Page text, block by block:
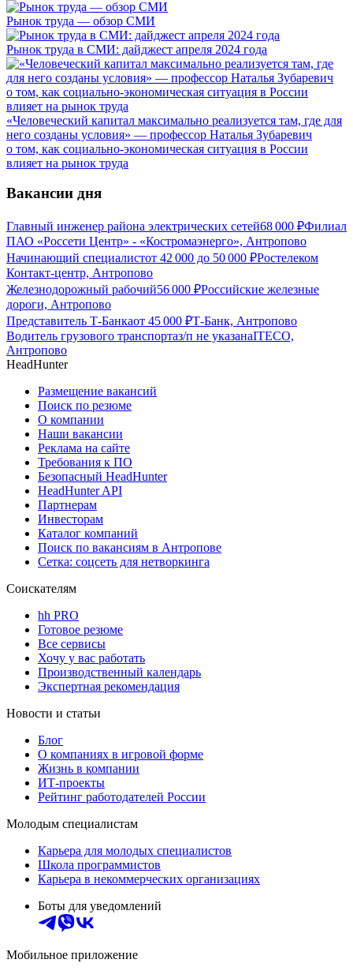
Рынок труда — обзор СМИ
Рынок труда в СМИ: дайджест апреля 2024 года
«Человеческий капитал максимально реализуется там, где для
него созданы условия» — профессор Наталья Зубаревич
о том, как социально-экономическая ситуация в России
влияет на рынок труда
Вакансии дня
Главный инженер района электрических сетей68 000 ₽Филиал
ПАО «Россети Центр» - «Костромаэнерго», Антропово
Начинающий специалистот 42 000 до 50 000 ₽Ростелеком
Контакт-центр, Антропово
Железнодорожный рабочий56 000 ₽Российские железные
дороги, Антропово
Представитель Т-Банкаот 45 000 ₽Т-Банк, Антропово
Водитель грузового транспортаз/п не указанаITECO,
Антропово
HeadHunter
Размещение вакансий
Поиск по резюме
О компании
Наши вакансии
Реклама на сайте
Требования к ПО
Безопасный HeadHunter
HeadHunter API
Партнерам
Инвесторам
Каталог компаний
Поиск по вакансиям в Антропове
Сетка: соцсеть для нетворкинга
Соискателям
hh PRO
Готовое резюме
Все сервисы
Хочу у вас работать
Производственный календарь
Экспертная рекомендация
Новости и статьи
Блог
О компаниях в игровой форме
Жизнь в компании
ИТ-проекты
Рейтинг работодателей России
Молодым специалистам
Карьера для молодых специалистов
Школа программистов
Карьера в некоммерческих организациях
Боты для уведомлений
Мобильное приложение